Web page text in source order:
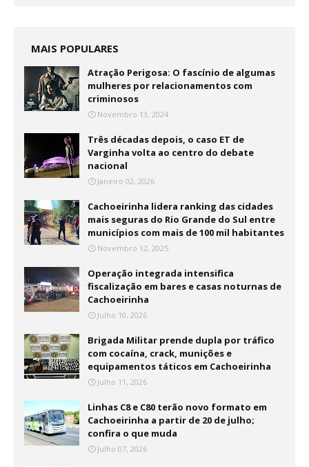
MAIS POPULARES
Atração Perigosa: O fascínio de algumas
mulheres por relacionamentos com
criminosos
Novembro 13, 2024
Três décadas depois, o caso ET de
Varginha volta ao centro do debate
nacional
Janeiro 02, 2026
Cachoeirinha lidera ranking das cidades
mais seguras do Rio Grande do Sul entre
municípios com mais de 100 mil habitantes
Novembro 12, 2025
Operação integrada intensifica
fiscalização em bares e casas noturnas de
Cachoeirinha
Julho 10, 2026
Brigada Militar prende dupla por tráfico
com cocaína, crack, munições e
equipamentos táticos em Cachoeirinha
Julho 11, 2026
Linhas C8 e C80 terão novo formato em
Cachoeirinha a partir de 20 de julho;
confira o que muda
Julho 07, 2026